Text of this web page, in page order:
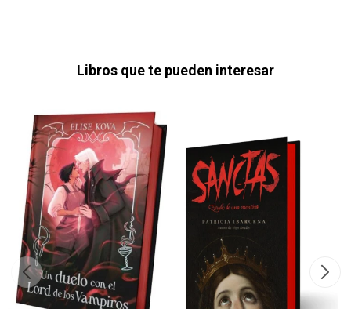
Libros que te pueden interesar